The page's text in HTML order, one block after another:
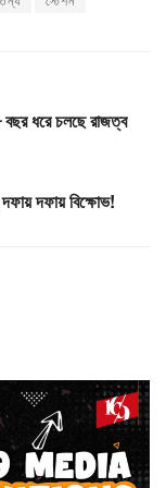
ধরে চলছে রাজত্ব
দফায় দফায় বিক্ষোভ!